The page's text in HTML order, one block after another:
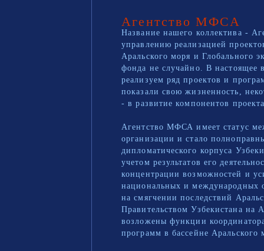
Агентство МФСА
Название нашего коллектива -
управлению реализацией
Аральского моря и Глобального
фонда не случайно. В настоящее
реализуем ряд проектов и
показали свою жизненность,
- в развитие компонентов
Агентство МФСА имеет статус
организации и стало
дипломатического корпуса
учетом результатов его
концентрации возможностей и
национальных и международных
на смягчении последствий
Правительством Узбекистана на
возложены функции
программ в бассейне Аральского